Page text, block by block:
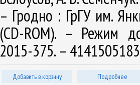
– Гродно : ГрГУ им.
(CD-ROM). – Режим
2015-375. –
Добавить в корзину Подробнее